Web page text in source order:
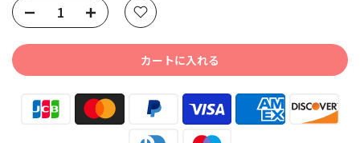
Selection will add to the price
カートに入れる